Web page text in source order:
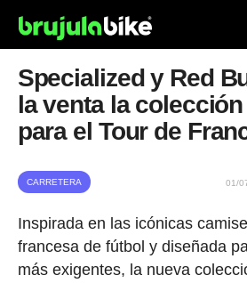
Specialized y Red
la venta la
para el Tour de
CARRETERA 01/
Inspirada en las icónicas
francesa de fútbol y diseñada
más exigentes, la nueva